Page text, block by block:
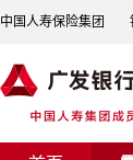
中国人寿保险集团